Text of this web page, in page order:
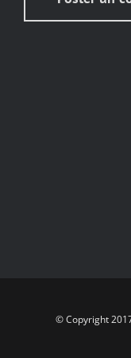
© Copyright